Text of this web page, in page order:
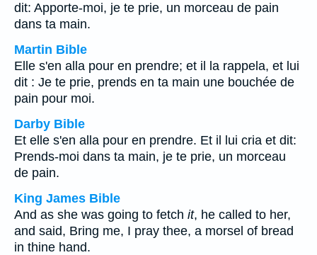
dit: Apporte-moi, je te prie, un morceau de pain
dans ta main.
Martin Bible
Elle s'en alla pour en prendre; et il la rappela, et lui
dit : Je te prie, prends en ta main une bouchée de
pain pour moi.
Darby Bible
Et elle s'en alla pour en prendre. Et il lui cria et dit:
Prends-moi dans ta main, je te prie, un morceau
de pain.
King James Bible
And as she was going to fetch it, he called to her,
and said, Bring me, I pray thee, a morsel of bread
in thine hand.